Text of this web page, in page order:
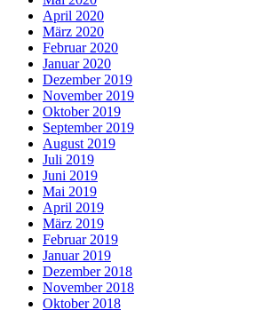
April 2020
März 2020
Februar 2020
Januar 2020
Dezember 2019
November 2019
Oktober 2019
September 2019
August 2019
Juli 2019
Juni 2019
Mai 2019
April 2019
März 2019
Februar 2019
Januar 2019
Dezember 2018
November 2018
Oktober 2018